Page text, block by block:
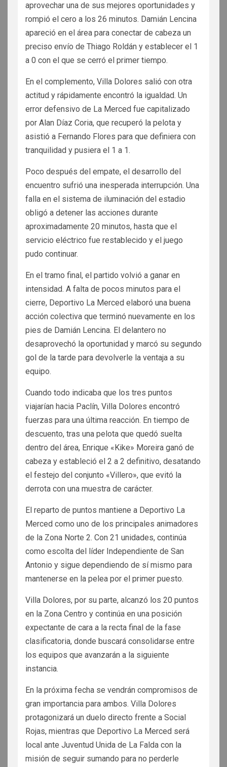
aprovechar una de sus mejores oportunidades y
rompió el cero a los 26 minutos. Damián Lencina
apareció en el área para conectar de cabeza un
preciso envío de Thiago Roldán y establecer el 1
a 0 con el que se cerró el primer tiempo.
En el complemento, Villa Dolores salió con otra
actitud y rápidamente encontró la igualdad. Un
error defensivo de La Merced fue capitalizado
por Alan Díaz Coria, que recuperó la pelota y
asistió a Fernando Flores para que definiera con
tranquilidad y pusiera el 1 a 1.
Poco después del empate, el desarrollo del
encuentro sufrió una inesperada interrupción. Una
falla en el sistema de iluminación del estadio
obligó a detener las acciones durante
aproximadamente 20 minutos, hasta que el
servicio eléctrico fue restablecido y el juego
pudo continuar.
En el tramo final, el partido volvió a ganar en
intensidad. A falta de pocos minutos para el
cierre, Deportivo La Merced elaboró una buena
acción colectiva que terminó nuevamente en los
pies de Damián Lencina. El delantero no
desaprovechó la oportunidad y marcó su segundo
gol de la tarde para devolverle la ventaja a su
equipo.
Cuando todo indicaba que los tres puntos
viajarían hacia Paclín, Villa Dolores encontró
fuerzas para una última reacción. En tiempo de
descuento, tras una pelota que quedó suelta
dentro del área, Enrique «Kike» Moreira ganó de
cabeza y estableció el 2 a 2 definitivo, desatando
el festejo del conjunto «Villero», que evitó la
derrota con una muestra de carácter.
El reparto de puntos mantiene a Deportivo La
Merced como uno de los principales animadores
de la Zona Norte 2. Con 21 unidades, continúa
como escolta del líder Independiente de San
Antonio y sigue dependiendo de sí mismo para
mantenerse en la pelea por el primer puesto.
Villa Dolores, por su parte, alcanzó los 20 puntos
en la Zona Centro y continúa en una posición
expectante de cara a la recta final de la fase
clasificatoria, donde buscará consolidarse entre
los equipos que avanzarán a la siguiente
instancia.
En la próxima fecha se vendrán compromisos de
gran importancia para ambos. Villa Dolores
protagonizará un duelo directo frente a Social
Rojas, mientras que Deportivo La Merced será
local ante Juventud Unida de La Falda con la
misión de seguir sumando para no perderle